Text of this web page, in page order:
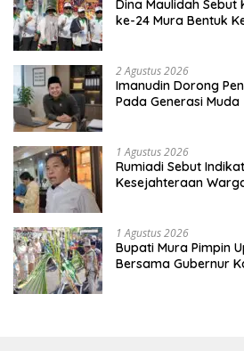
Dina Maulidah Sebut
ke-24 Mura Bentuk
2 Agustus 2026
Imanudin Dorong
Pada Generasi Muda
1 Agustus 2026
Rumiadi Sebut
Kesejahteraan
1 Agustus 2026
Bupati Mura Pimpin
Bersama Gubernur